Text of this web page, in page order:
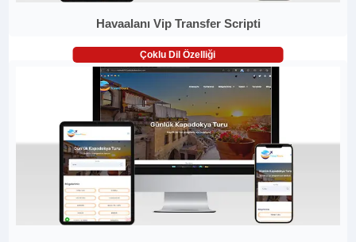
Havaalanı Vip Transfer Scripti
Çoklu Dil Özelliği